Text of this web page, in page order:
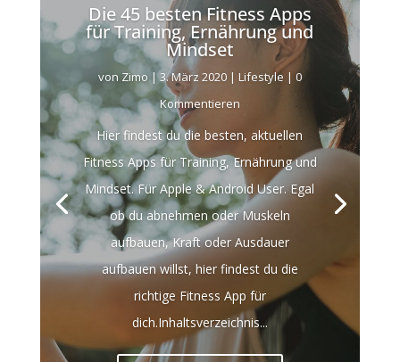
Die 45 besten Fitness Apps
für Training, Ernährung und
Mindset
von Zimo|3. März 2020| Lifestyle | 0
Kommentieren
Hier findest du die besten, aktuellen
Fitness Apps für Training, Ernährung und
Mindset. Für Apple & Android User. Egal
ob du abnehmen oder Muskeln
aufbauen, Kraft oder Ausdauer
aufbauen willst, hier findest du die
richtige Fitness App für
dich.Inhaltsverzeichnis...